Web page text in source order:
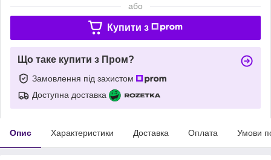
або
Купити з
Що таке купити з Пром?
Замовлення під захистом
Доступна доставка
Опис Характеристики Доставка Оплата Умови